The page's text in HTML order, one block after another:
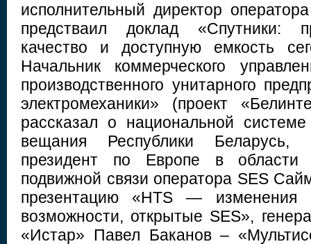
исполнительный директор
предстваил доклад «Спутники:
качество и доступную емкость
Начальник коммерческого
производственного унитарного
электромеханики» (проект
рассказал о национальной
вещания Республики Беларусь,
президент по Европе в
подвижной связи оператора SES
презентацию «HTS — изменения
возможности, открытые SES»,
«Истар» Павел Баканов –